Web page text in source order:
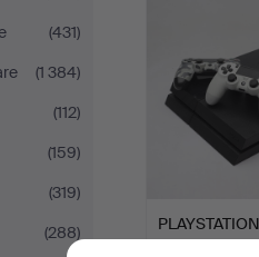
(431)
(1 384)
(112)
(159)
(319)
(288)
PS4, Sony.